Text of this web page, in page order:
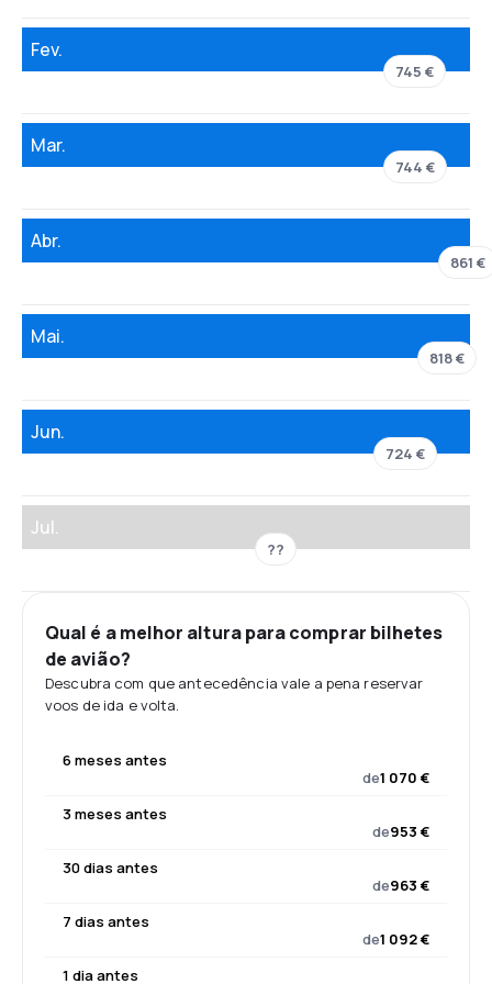
Fev.
745 €
Mar.
744 €
Abr.
861 €
Mai.
818 €
Jun.
724 €
Jul.
??
Qual é a melhor altura para comprar bilhetes
de avião?
Descubra com que antecedência vale a pena reservar
voos de ida e volta.
6 meses antes
de1 070 €
3 meses antes
de953 €
30 dias antes
de963 €
7 dias antes
de1 092 €
1 dia antes